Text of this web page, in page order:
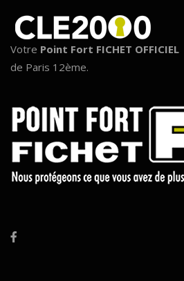
Votre Point Fort FICHET OFFICIEL
de Paris 12ème.